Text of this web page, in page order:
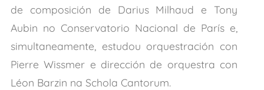
de composición de Darius Milhaud e Tony
Aubin no Conservatorio Nacional de París e,
simultaneamente, estudou orquestración con
Pierre Wissmer e dirección de orquestra con
Léon Barzin na Schola Cantorum.